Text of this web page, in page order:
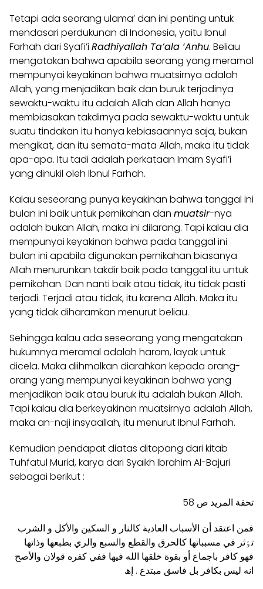
Tetapi ada seorang ulama’ dan ini penting untuk
mendasari perdukunan di Indonesia, yaitu Ibnul
Farhah dari Syafi’i Radhiyallah Ta’ala ‘Anhu. Beliau
mengatakan bahwa apabila seorang yang meramal
mempunyai keyakinan bahwa muatsirnya adalah
Allah, yang menjadikan baik dan buruk terjadinya
sewaktu-waktu itu adalah Allah dan Allah hanya
membiasakan takdirnya pada sewaktu-waktu untuk
suatu tindakan itu hanya kebiasaannya saja, bukan
mengikat, dan itu semata-mata Allah, maka itu tidak
apa-apa. Itu tadi adalah perkataan Imam Syafi’i
yang dinukil oleh Ibnul Farhah.
Kalau seseorang punya keyakinan bahwa tanggal ini
bulan ini baik untuk pernikahan dan muatsir-nya
adalah bukan Allah, maka ini dilarang. Tapi kalau dia
mempunyai keyakinan bahwa pada tanggal ini
bulan ini apabila digunakan pernikahan biasanya
Allah menurunkan takdir baik pada tanggal itu untuk
pernikahan. Dan nanti baik atau tidak, itu tidak pasti
terjadi. Terjadi atau tidak, itu karena Allah. Maka itu
yang tidak diharamkan menurut beliau.
Sehingga kalau ada seseorang yang mengatakan
hukumnya meramal adalah haram, layak untuk
dicela. Maka diihmalkan diarahkan kepada orang-
orang yang mempunyai keyakinan bahwa yang
menjadikan baik atau buruk itu adalah bukan Allah.
Tapi kalau dia berkeyakinan muatsirnya adalah Allah,
maka an-naji insyaallah, itu menurut Ibnul Farhah.
Kemudian pendapat diatas ditopang dari kitab
Tuhfatul Murid, karya dari Syaikh Ibrahim Al-Bajuri
sebagai berikut :
تحفة المريد ص 58
فمن اعتقد أن الأسباب العادية کالنار و السکين والأکل و الشرب
تٶثر في مسبباتها کالحرق والقطع والسبع والري بطبعها وذاتها
فهو کافر باجماع أو بقوة خلقها الله فيها ففي کفره قولان والأصح
انه ليس بکافر بل فاسق مبتدع . إھ